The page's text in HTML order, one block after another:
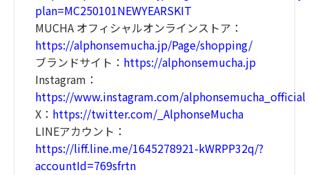
plan=MC250101NEWYEARSKIT
MUCHA オフィシャルオンラインストア：
https://alphonsemucha.jp/Page/shopping/
ブランドサイト： https://alphonsemucha.jp
Instagram：
https://www.instagram.com/alphonsemucha_official
X： https://twitter.com/_AlphonseMucha
LINEアカウント：
https://liff.line.me/1645278921-kWRPP32q/?
accountId=769sfrtn